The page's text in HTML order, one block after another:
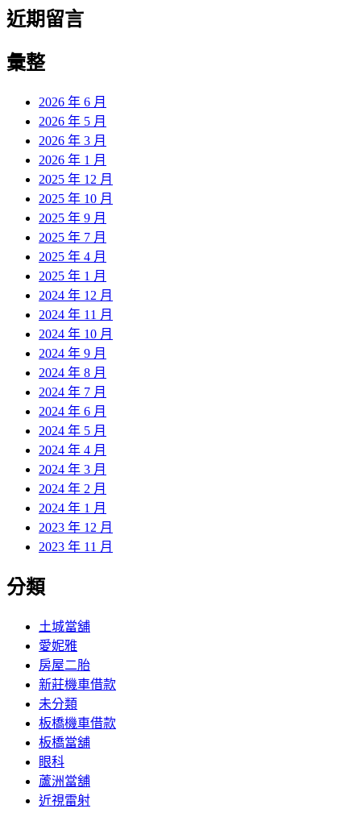
近期留言
彙整
2026 年 6 月
2026 年 5 月
2026 年 3 月
2026 年 1 月
2025 年 12 月
2025 年 10 月
2025 年 9 月
2025 年 7 月
2025 年 4 月
2025 年 1 月
2024 年 12 月
2024 年 11 月
2024 年 10 月
2024 年 9 月
2024 年 8 月
2024 年 7 月
2024 年 6 月
2024 年 5 月
2024 年 4 月
2024 年 3 月
2024 年 2 月
2024 年 1 月
2023 年 12 月
2023 年 11 月
分類
土城當舖
愛妮雅
房屋二胎
新莊機車借款
未分類
板橋機車借款
板橋當舖
眼科
蘆洲當舖
近視雷射